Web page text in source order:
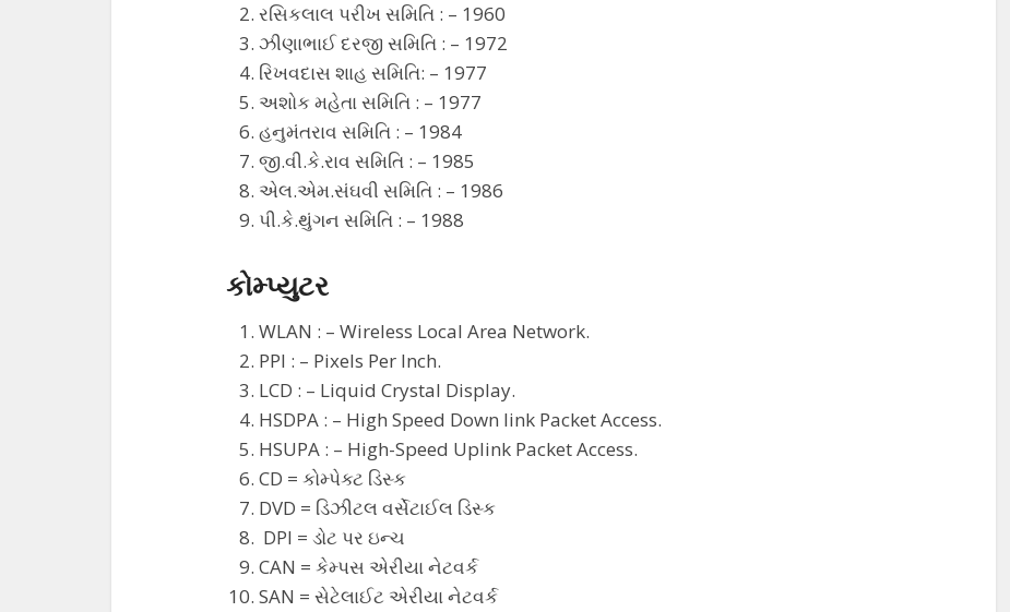
રસિકલાલ પરીખ સમિતિ : – 1960
ઝીણાભાઈ દરજી સમિતિ : – 1972
રિખવદાસ શાહ સમિતિ: – 1977
અશોક મહેતા સમિતિ : – 1977
હનુમંતરાવ સમિતિ : – 1984
જી.વી.કે.રાવ સમિતિ : – 1985
એલ.એમ.સંઘવી સમિતિ : – 1986
પી.કે.થુંગન સમિતિ : – 1988
કોમ્પ્યુટર
WLAN : – Wireless Local Area Network.
PPI : – Pixels Per Inch.
LCD : – Liquid Crystal Display.
HSDPA : – High Speed Down link Packet Access.
HSUPA : – High-Speed Uplink Packet Access.
CD = કોમ્પેક્ટ ડિસ્ક
DVD = ડિઝીટલ વર્સેટાઈલ ડિસ્ક
DPI = ડોટ પર ઇન્ચ
CAN = કેમ્પસ એરીયા નેટવર્ક
SAN = સેટેલાઈટ એરીયા નેટવર્ક